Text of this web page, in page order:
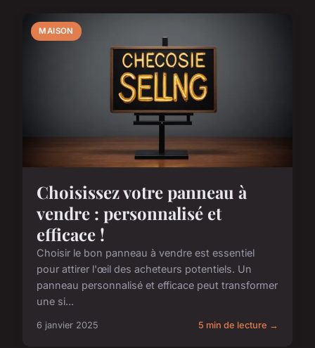
MAISON
Choisissez votre panneau à
vendre : personnalisé et
efficace !
Choisir le bon panneau à vendre est essentiel
pour attirer l'œil des acheteurs potentiels. Un
panneau personnalisé et efficace peut transformer
une si...
6 janvier 2025 5 min de lecture →